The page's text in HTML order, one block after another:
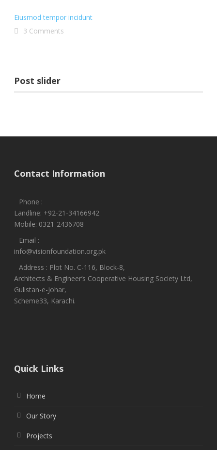
Eiusmod tempor incidunt
3 Comments
Post slider
Contact Information
Phone :
Landline: +92-21-34166942
Mobile: 0321-2436708
Email :
info@visionfoundation.org.pk
Address : Plot No. C-116, Block-8,
Architects & Engineer’s Cooperative Housing Society Ltd,
Gulistan-e-Johar,
Scheme33, Karachi.
Quick Links
Home
Our Story
Projects